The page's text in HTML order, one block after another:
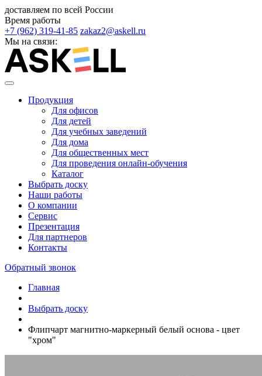
доставляем по всей России
Время работы
+7 (962) 319-41-85 zakaz2@askell.ru
Мы на связи:
Продукция
Для офисов
Для детей
Для учебных заведений
Для дома
Для общественных мест
Для проведения онлайн-обучения
Каталог
Выбрать доску
Наши работы
О компании
Сервис
Презентация
Для партнеров
Контакты
Обратный звонок
Главная
Выбрать доску
Флипчарт магнитно-маркерный белый основа - цвет
"хром"